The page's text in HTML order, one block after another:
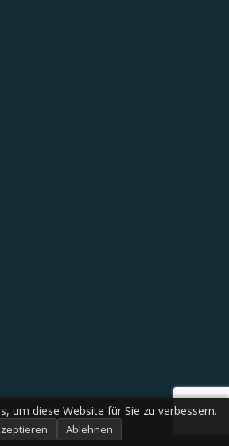
um diese Website für Sie zu verbessern.
Ablehnen